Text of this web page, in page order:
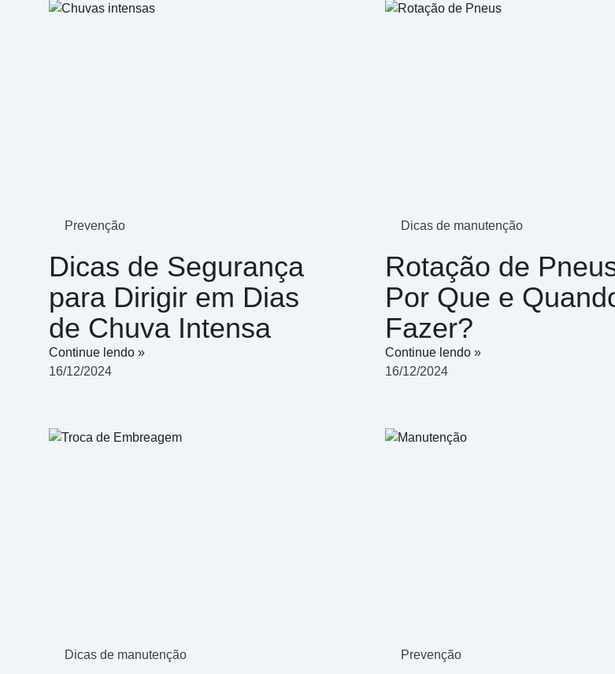
Prevenção
Dicas de Segurança
para Dirigir em Dias
de Chuva Intensa
Continue lendo »
16/12/2024
Dicas de manutenção
Rotação de
Por Que e
Fazer?
Continue lendo »
16/12/2024
Dicas de manutenção Prevenção
PagePage